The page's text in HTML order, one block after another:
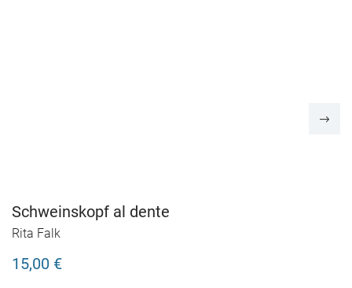
Schweinskopf al dente
Rita Falk
15,00 €